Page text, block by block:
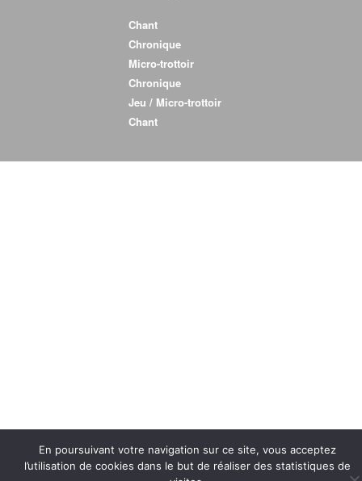
Chant
Chronique
Micro-trottoir
Chronique
Jeu / Micro-trottoir
Chant
En poursuivant votre navigation sur ce site, vous acceptez
l’utilisation de cookies dans le but de réaliser des statistiques de